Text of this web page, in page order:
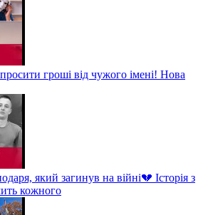
гроші від чужого імені! Нова
який загинув на війні💔 Історія з
кожного